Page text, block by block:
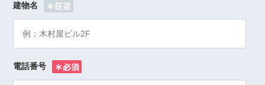
建物名
電話番号